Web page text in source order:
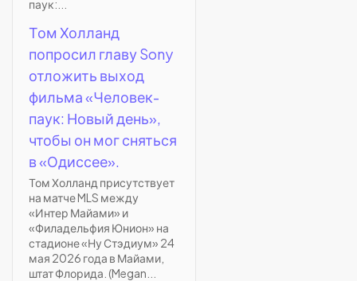
паук:...
Том Холланд
попросил главу Sony
отложить выход
фильма «Человек-
паук: Новый день»,
чтобы он мог сняться
в «Одиссее».
Том Холланд присутствует
на матче MLS между
«Интер Майами» и
«Филадельфия Юнион» на
стадионе «Ну Стэдиум» 24
мая 2026 года в Майами,
штат Флорида. (Megan...